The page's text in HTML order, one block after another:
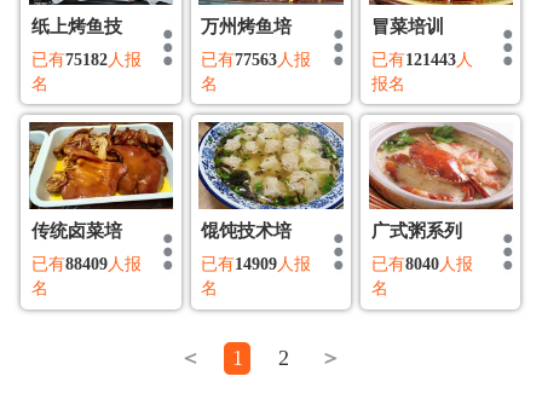
纸上烤鱼技
已有75182人报
名
万州烤鱼培
已有77563 人报
名
冒菜培训
已有121443人
报名
传统卤菜培
已有88409人报
名
馄饨技术培
已有14909人报
名
广式粥系列
已有8040人报
名
＜ 1 2 ＞